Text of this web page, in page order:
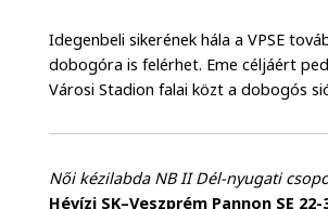
Idegenbeli sikerének hála a VPSE
dobogóra is felérhet. Eme céljáért
Városi Stadion falai közt a dobogós
Női kézilabda NB II Dél-nyugati
Hévízi SK–Veszprém Pannon SE 22-